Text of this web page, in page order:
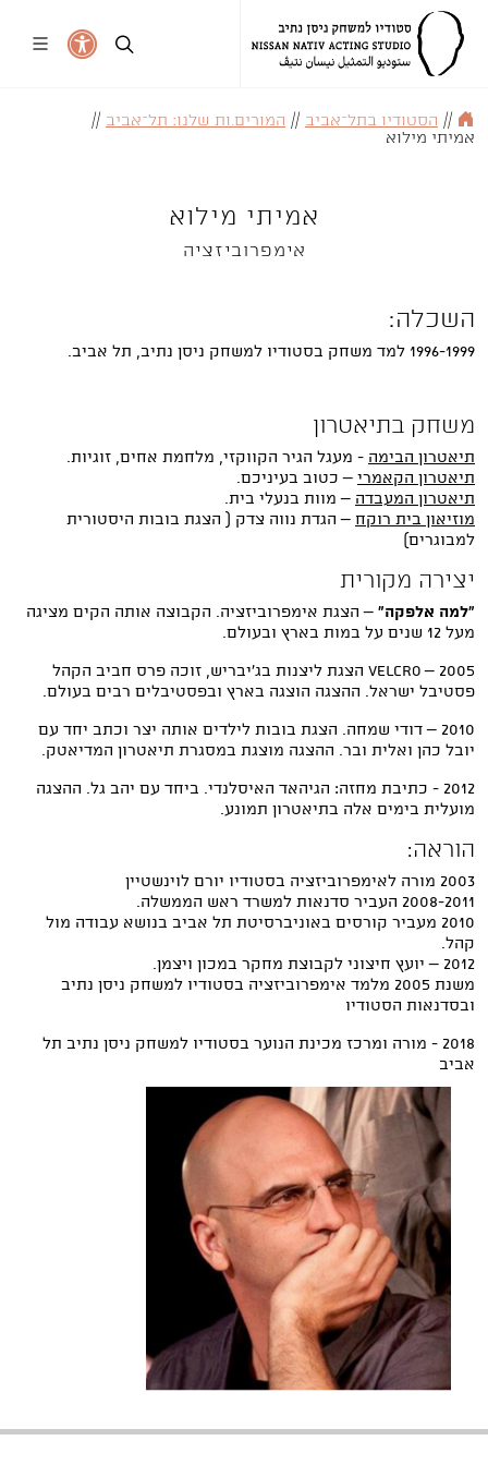
// הסטודיו בתל־אביב // המורים.ות שלנו: תל־אביב //
אמיתי מילוא
אמיתי מילוא
אימפרוביזציה
השכלה:
1996-1999 למד משחק בסטודיו למשחק ניסן נתיב, תל אביב.
משחק בתיאטרון
תיאטרון הבימה - מעגל הגיר הקווקזי, מלחמת אחים, זוגיות.
תיאטרון הקאמרי – כטוב בעיניכם.
תיאטרון המעבדה – מוות בנעלי בית.
מוזיאון בית רוקח – הגדת נווה צדק ( הצגת בובות היסטורית
למבוגרים)
יצירה מקורית
“למה אלפקה” – הצגת אימפרוביזציה. הקבוצה אותה הקים מציגה
מעל 12 שנים על במות בארץ ובעולם.
Velcro – 2005 הצגת ליצנות בג'יבריש, זוכה פרס חביב הקהל
פסטיבל ישראל. ההצגה הוצגה בארץ ובפסטיבלים רבים בעולם.
2010 – דודי שמחה. הצגת בובות לילדים אותה יצר וכתב יחד עם
יובל כהן ואלית ובר. ההצגה מוצגת במסגרת תיאטרון המדיאטק.
2012 - כתיבת מחזה: הגיהאד האיסלנדי. ביחד עם יהב גל. ההצגה
מועלית בימים אלה בתיאטרון תמונע.
הוראה:
2003 מורה לאימפרוביזציה בסטודיו יורם לוינשטיין
2008-2011 העביר סדנאות למשרד ראש הממשלה.
2010 מעביר קורסים באוניברסיטת תל אביב בנושא עבודה מול
קהל.
2012 – יועץ חיצוני לקבוצת מחקר במכון ויצמן.
משנת 2005 מלמד אימפרוביזציה בסטודיו למשחק ניסן נתיב
ובסדנאות הסטודיו
2018 - מורה ומרכז מכינת הנוער בסטודיו למשחק ניסן נתיב תל
אביב